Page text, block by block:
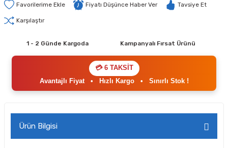
Fiyatı Düşünce Haber Ver Tavsiye Et
Karşılaştır
1 - 2 Günde Kargoda Kampanyalı Fırsat Ürünü
💳 6 TAKSİT
Avantajlı Fiyat• Hızlı Kargo• Sınırlı Stok !
Ürün Bilgisi